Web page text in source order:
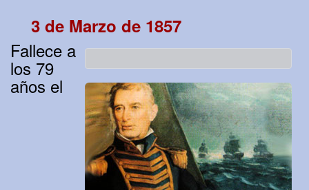
3 de Marzo de 1857
Fallece a
los 79
años el